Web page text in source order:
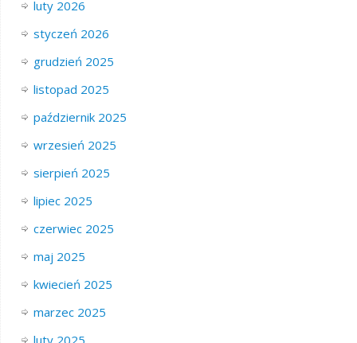
luty 2026
styczeń 2026
grudzień 2025
listopad 2025
październik 2025
wrzesień 2025
sierpień 2025
lipiec 2025
czerwiec 2025
maj 2025
kwiecień 2025
marzec 2025
luty 2025